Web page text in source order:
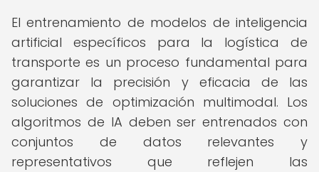
El entrenamiento de modelos de inteligencia
artificial específicos para la logística de
transporte es un proceso fundamental para
garantizar la precisión y eficacia de las
soluciones de optimización multimodal. Los
algoritmos de IA deben ser entrenados con
conjuntos de datos relevantes y
representativos que reflejen las